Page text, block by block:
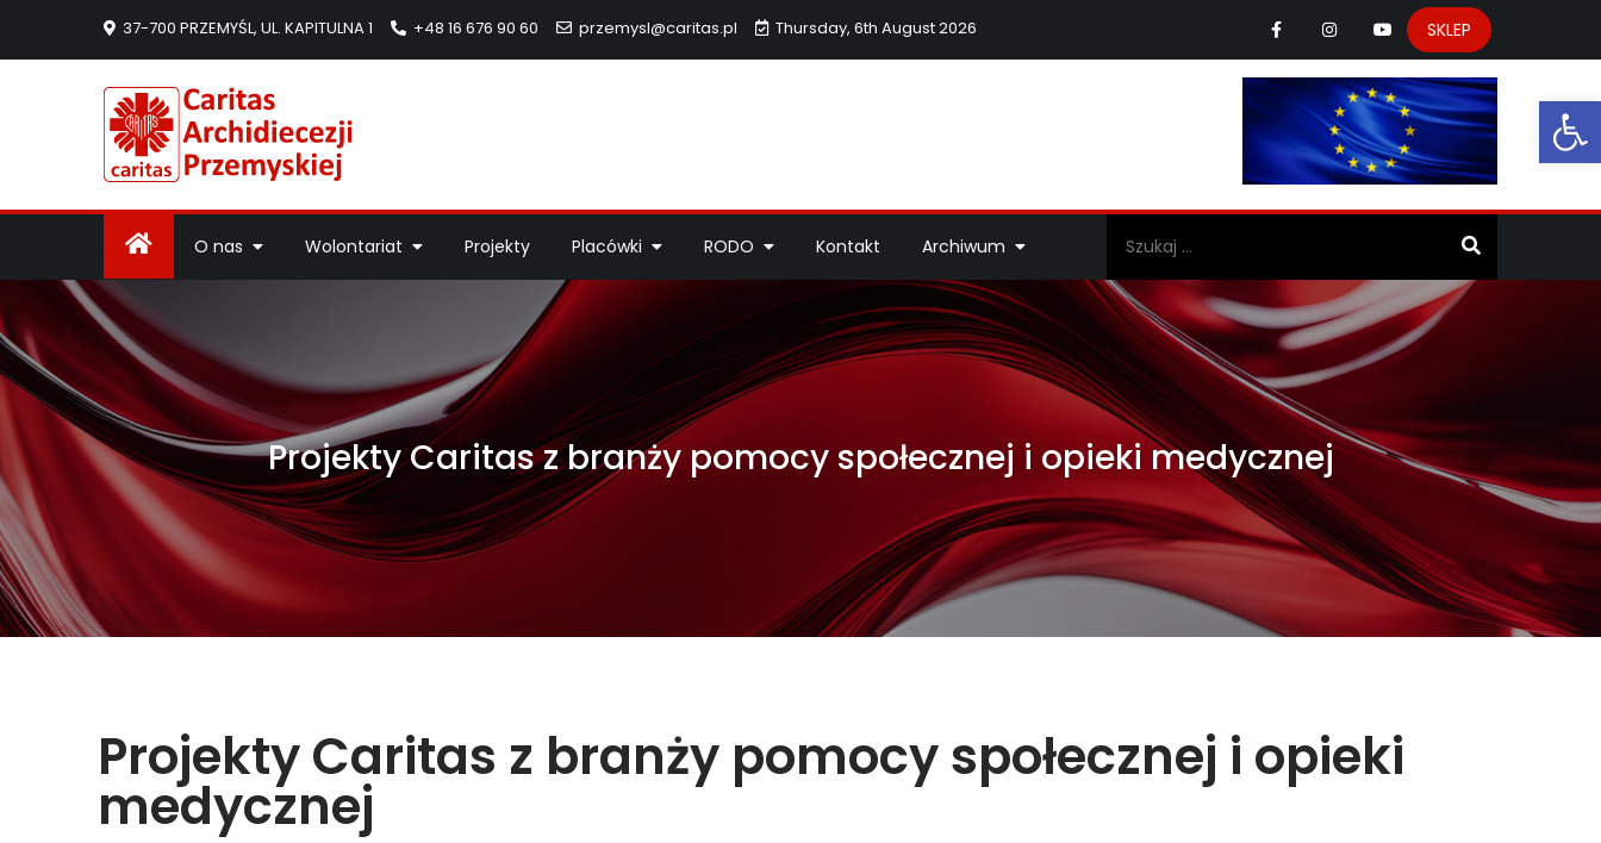
37-700 PRZEMYŚL, UL. KAPITULNA 1 +48 16 676 90 60 przemysl@caritas.pl Thursday, 6th August 2026 SKLEP
O nas Wolontariat Projekty Placówki RODO Kontakt Archiwum
Projekty Caritas z branży pomocy społecznej i opieki medycznej
Projekty Caritas z branży pomocy społecznej i opieki
medycznej